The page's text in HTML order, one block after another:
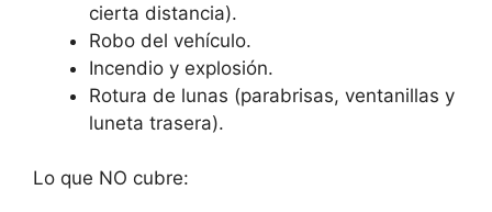
cierta distancia).
Robo del vehículo.
Incendio y explosión.
Rotura de lunas (parabrisas, ventanillas y
luneta trasera).
Lo que NO cubre: